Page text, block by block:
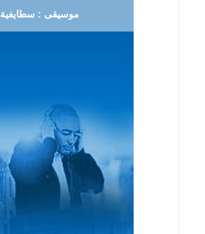
موسيقى : سطايفية